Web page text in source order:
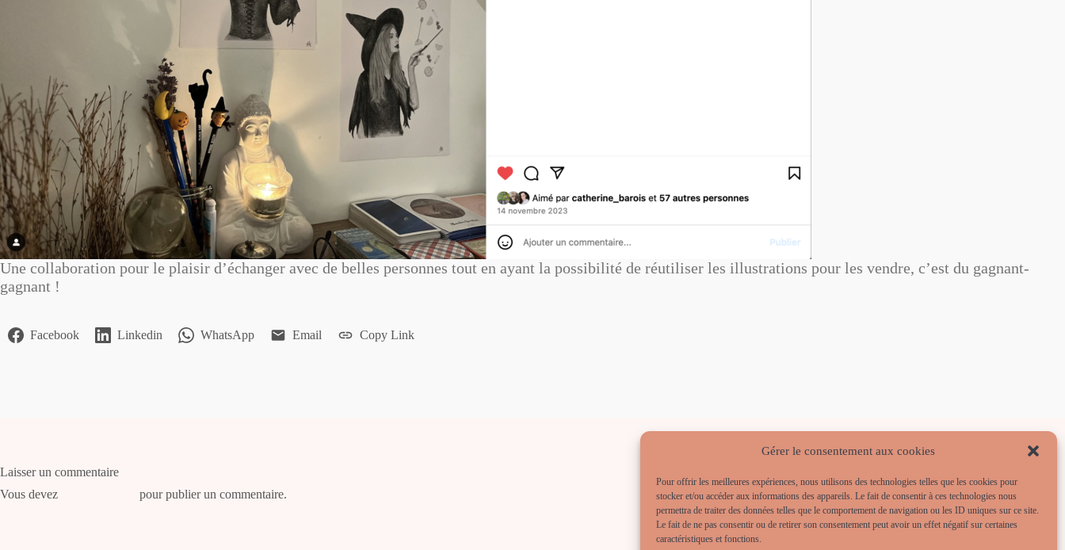
Gérer le consentement aux cookies
Pour offrir les meilleures expériences, nous utilisons des technologies telles que les cookies pour
stocker et/ou accéder aux informations des appareils. Le fait de consentir à ces technologies nous
permettra de traiter des données telles que le comportement de navigation ou les ID uniques sur ce site.
Le fait de ne pas consentir ou de retirer son consentement peut avoir un effet négatif sur certaines
caractéristiques et fonctions.
Une collaboration pour le plaisir d’échanger avec de belles personnes tout en ayant la possibilité de réutiliser les illustrations pour les vendre, c’est du gagnant-
gagnant !
Facebook Linkedin WhatsApp Email Copy Link
Laisser un commentaire
Vous devez
pour publier un commentaire.